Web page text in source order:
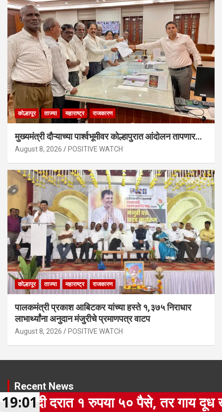
कोल्हापूर ताज्या महाराष्ट्र राजकारण
मुख्यमंत्री दौऱ्याच्या पार्श्वभूमीवर कोल्हापुरात आंदोलन तापणार…
August 8, 2026 POSITIVE WATCH
कोल्हापूर ताज्या महाराष्ट्र राजकारण
पालकमंत्री प्रकाश आबिटकर यांच्या हस्ते १,३७५ निराधार
लाभार्थ्यांना अनुदान मंजुरीचे प्रमाणपत्र वाटप
August 8, 2026 POSITIVE WATCH
Recent News
‘गोकुळ’कडून म्हैस दूध खरेदी दरात १ रुपया ५० पैसे, तर गाय दूध खरेदी दरात १
५० पैसे, तर गाय दूध खरेदी दरात १
19:01